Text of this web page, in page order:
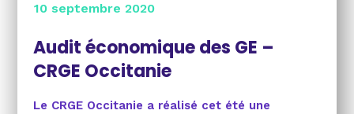
10 septembre 2020
Audit économique des GE –
CRGE Occitanie
Le CRGE Occitanie a réalisé cet été une